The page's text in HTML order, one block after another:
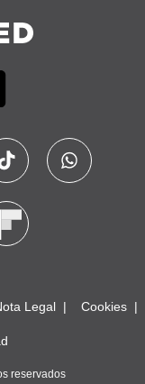
Legal Cookies
reservados